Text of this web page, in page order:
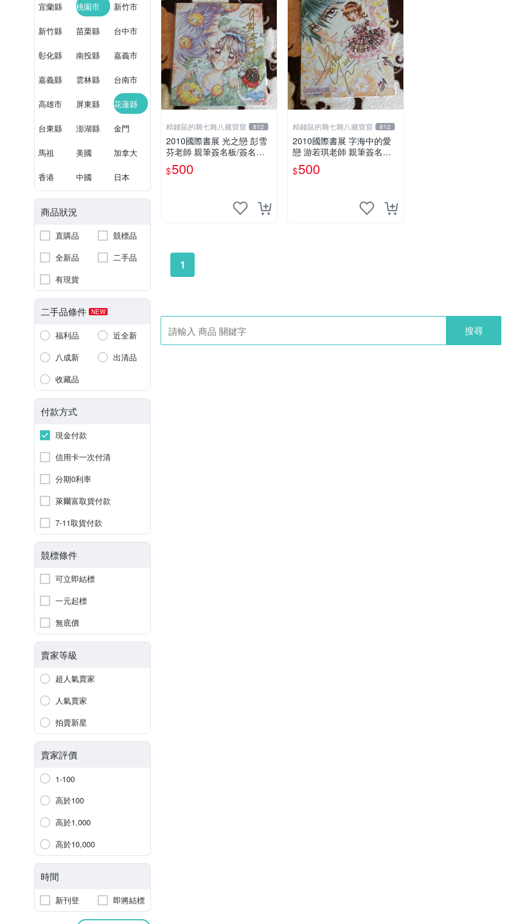
宜蘭縣 桃園市 新竹市
新竹縣 苗栗縣 台中市
彰化縣 南投縣 嘉義市
嘉義縣 雲林縣 台南市
高雄市 屏東縣 花蓮縣
台東縣 澎湖縣 金門
馬祖 美國 加拿大
香港 中國 日本
商品狀況
直購品
競標品
全新品
二手品
有現貨
二手品條件 NEW
福利品
近全新
八成新
出清品
收藏品
付款方式
現金付款
信用卡一次付清
分期0利率
萊爾富取貨付款
7-11取貨付款
競標條件
可立即結標
一元起標
無底價
賣家等級
超人氣賣家
人氣賣家
拍賣新星
賣家評價
1-100
高於100
高於1,000
高於10,000
時間
新刊登 即將結標
精錢鼠的雜七雜八藏寶窟 812
2010國際書展 光之戀 彭雪
芬老師 親筆簽名板/簽名版
金筆
$500
精錢鼠的雜七雜八藏寶窟 812
2010國際書展 字海中的愛
戀 游若琪老師 親筆簽名板/
簽名版 金筆
$500
1
搜尋